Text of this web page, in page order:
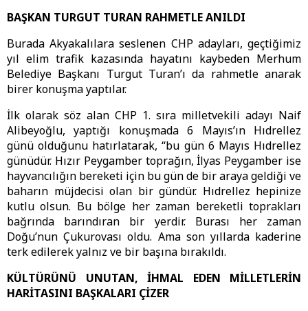
BAŞKAN TURGUT TURAN RAHMETLE ANILDI
Burada Akyakalılara seslenen CHP adayları, geçtiğimiz
yıl elim trafik kazasında hayatını kaybeden Merhum
Belediye Başkanı Turgut Turan’ı da rahmetle anarak
birer konuşma yaptılar.
İlk olarak söz alan CHP 1. sıra milletvekili adayı Naif
Alibeyoğlu, yaptığı konuşmada 6 Mayıs’ın Hıdrellez
günü olduğunu hatırlatarak, “bu gün 6 Mayıs Hıdrellez
günüdür. Hızır Peygamber toprağın, İlyas Peygamber ise
hayvancılığın bereketi için bu gün de bir araya geldiği ve
baharın müjdecisi olan bir gündür. Hıdrellez hepinize
kutlu olsun. Bu bölge her zaman bereketli toprakları
bağrında barındıran bir yerdir. Burası her zaman
Doğu’nun Çukurovası oldu. Ama son yıllarda kaderine
terk edilerek yalnız ve bir başına bırakıldı.
KÜLTÜRÜNÜ UNUTAN, İHMAL EDEN MİLLETLERİN
HARİTASINI BAŞKALARI ÇİZER